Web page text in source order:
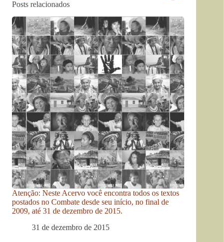
Posts relacionados
Atenção: Neste Acervo você encontra todos os textos
postados no Combate desde seu início, no final de
2009, até 31 de dezembro de 2015.
31 de dezembro de 2015